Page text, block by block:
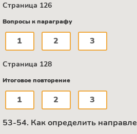
Страница 126
Вопросы к параграфу
1 2 3
Страница 128
Итоговое повторение
1 2 3
53-54. Как определить